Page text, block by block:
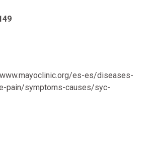
es-es/diseases-
pain/symptoms-causes/syc-